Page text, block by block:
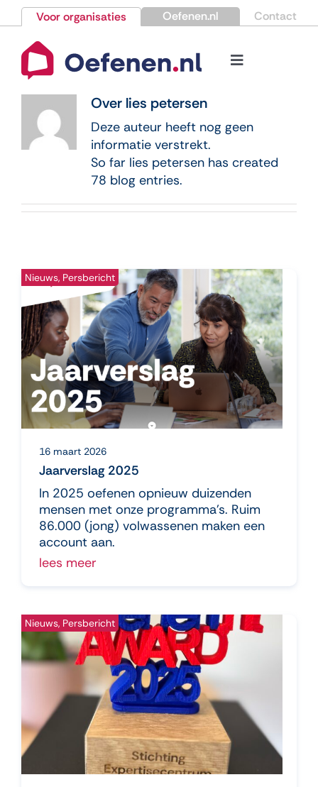
naar
inhoud
Voor organisaties Oefenen.nl Contact
Toggle
Bestellen
Nieuws
Contact
Over lies petersen
Deze auteur heeft nog geen
informatie verstrekt.
So far lies petersen has created
78 blog entries.
Nieuws, Persbericht
Jaarverslag 2025
16 maart 2026
In 2025 oefenen opnieuw duizenden
mensen met onze programma’s. Ruim
86.000 (jong) volwassenen maken een
account aan.
lees meer
Nieuws, Persbericht